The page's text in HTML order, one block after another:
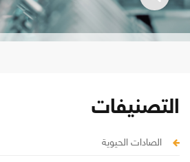
التصنيفات
الصادات الحيوية